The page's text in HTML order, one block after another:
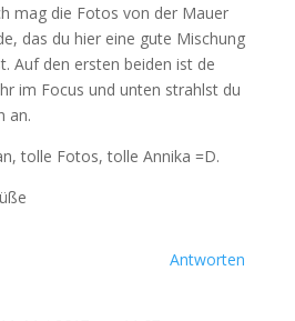
mag die Fotos von der Mauer
das du hier eine gute Mischung
Auf den ersten beiden ist de
im Focus und unten strahlst du
an.
tolle Fotos, tolle Annika =D.
Antworten